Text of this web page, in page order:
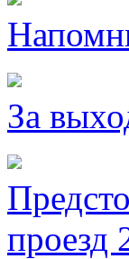
За
проезд